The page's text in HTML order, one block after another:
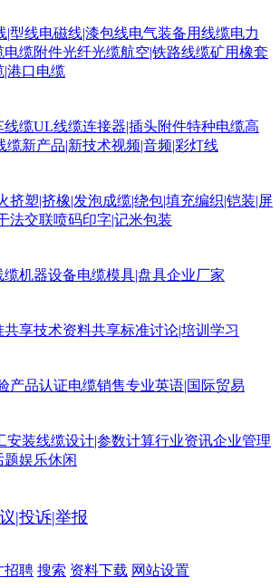
|型线电磁线|漆包线电气装备用线缆电力
电缆附件光纤光缆航空|铁路线缆矿用橡套
|港口电缆
线缆UL线缆连接器|插头附件特种电缆高
缆新产品|新技术视频|音频|彩灯线
挤塑|挤橡|发泡成缆|绕包|填充编织|铠装|屏
法交联喷码印字|记米包装
缆机器设备电缆模具|盘具企业厂家
共享技术资料共享标准讨论|培训学习
产品认证电缆销售专业英语|国际贸易
安装线缆设计|参数计算行业资讯企业管理
题娱乐休闲
|投诉|举报
招聘 搜索 资料下载 网站设置